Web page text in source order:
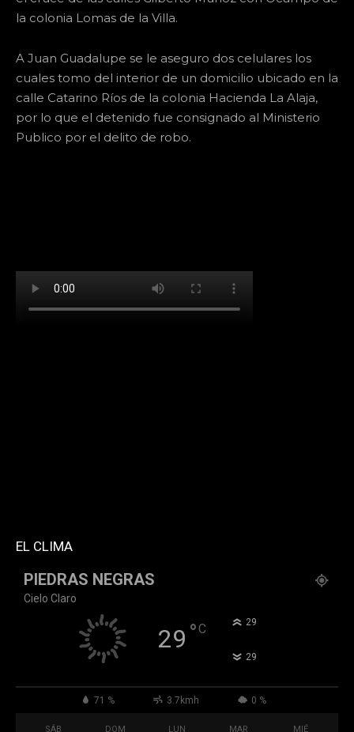
la colonia Lomas de la Villa.
A Juan Guadalupe se le aseguro dos celulares los
cuales tomo del interior de un domicilio ubicado en la
calle Catarino Ríos de la colonia Hacienda La Alaja,
por lo que el detenido fue consignado al Ministerio
Publico por el delito de robo.
EL CLIMA
PIEDRAS NEGRAS
Cielo Claro
29 °C 29
29
71 % 3.7kmh 0 %
SÁB DOM LUN MAR MIÉ